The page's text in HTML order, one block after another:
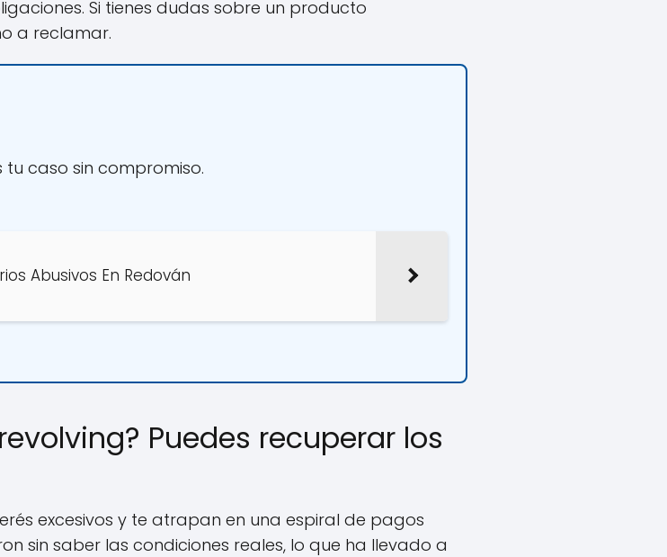
Si tienes dudas sobre un producto
a reclamar.
caso sin compromiso.
Abusivos En Redován
Puedes recuperar los
excesivos y te atrapan en una espiral de pagos
sin saber las condiciones reales, lo que ha llevado a